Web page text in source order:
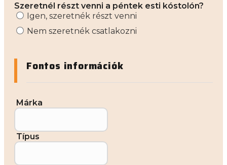
Szeretnél részt venni a péntek esti kóstolón?
Igen, szeretnék részt venni
Nem szeretnék csatlakozni
Fontos információk
Márka
Típus